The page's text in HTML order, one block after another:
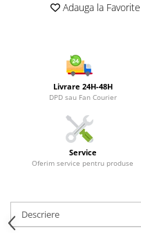
Motosape
Granulatoare furaje
Mori cereale
Semanatori manuale
Tocatori vegetatie
lemne
Pluguri
Adauga la Favorite
Livrare 24H-48H
DPD sau Fan Courier
Service
Oferim service pentru produse
Descriere